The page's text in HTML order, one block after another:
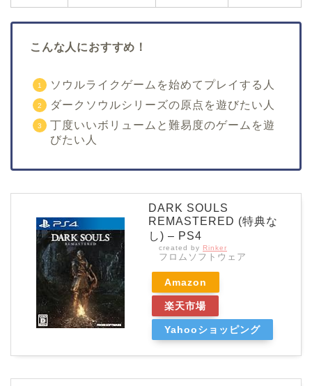
こんな人におすすめ！
ソウルライクゲームを始めてプレイする人
ダークソウルシリーズの原点を遊びたい人
丁度いいボリュームと難易度のゲームを遊
びたい人
DARK SOULS
REMASTERED (特典な
し) – PS4
created by Rinker
フロムソフトウェア
Amazon
楽天市場
Yahooショッピング